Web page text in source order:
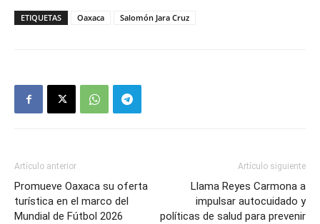
ETIQUETAS Oaxaca Salomón Jara Cruz
Artículo anterior
Promueve Oaxaca su oferta
turística en el marco del
Mundial de Fútbol 2026
Artículo siguiente
Llama Reyes Carmona a
impulsar autocuidado y
políticas de salud para prevenir